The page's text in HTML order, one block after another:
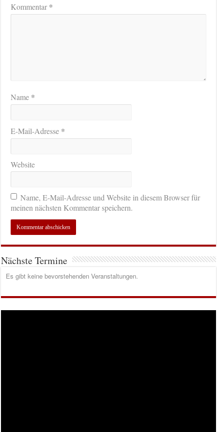
Kommentar*
Name *
E-Mail-Adresse *
Website
Name, E-Mail-Adresse und Website in diesem Browser für
meinen nächsten Kommentar speichern.
Nächste Termine
Es gibt keine bevorstehenden Veranstaltungen.